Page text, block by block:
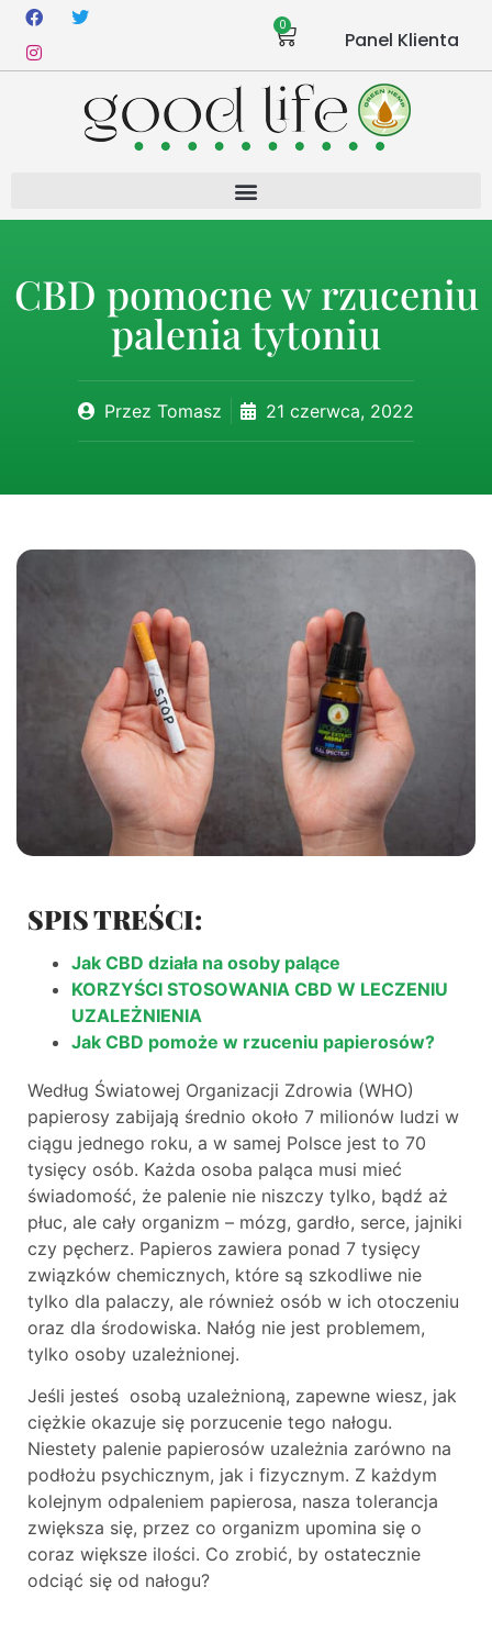
0
Panel Klienta
CBD pomocne w rzuceniu
palenia tytoniu
Przez Tomasz 21 czerwca, 2022
SPIS TREŚCI:
Jak CBD działa na osoby palące
KORZYŚCI STOSOWANIA CBD W LECZENIU
UZALEŻNIENIA
Jak CBD pomoże w rzuceniu papierosów?
Według Światowej Organizacji Zdrowia (WHO)
papierosy zabijają średnio około 7 milionów ludzi w
ciągu jednego roku, a w samej Polsce jest to 70
tysięcy osób. Każda osoba paląca musi mieć
świadomość, że palenie nie niszczy tylko, bądź aż
płuc, ale cały organizm – mózg, gardło, serce, jajniki
czy pęcherz. Papieros zawiera ponad 7 tysięcy
związków chemicznych, które są szkodliwe nie
tylko dla palaczy, ale również osób w ich otoczeniu
oraz dla środowiska. Nałóg nie jest problemem,
tylko osoby uzależnionej.
Jeśli jesteś osobą uzależnioną, zapewne wiesz, jak
ciężkie okazuje się porzucenie tego nałogu.
Niestety palenie papierosów uzależnia zarówno na
podłożu psychicznym, jak i fizycznym. Z każdym
kolejnym odpaleniem papierosa, nasza tolerancja
zwiększa się, przez co organizm upomina się o
coraz większe ilości. Co zrobić, by ostatecznie
odciąć się od nałogu?